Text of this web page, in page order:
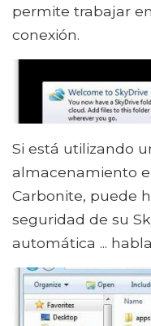
permite trabajar
conexión.
Si está utilizando
almacenamiento
Carbonite, puede
seguridad de su
automática ...